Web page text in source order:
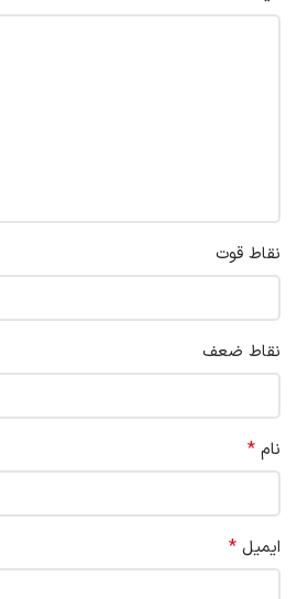
نقاط قوت
نقاط ضعف
نام *
ایمیل *